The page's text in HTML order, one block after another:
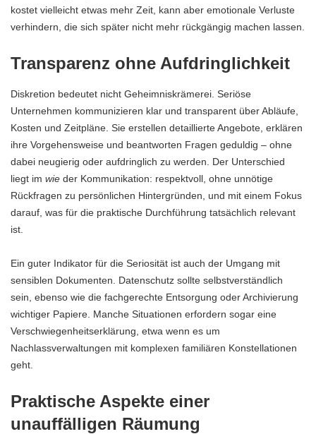
kostet vielleicht etwas mehr Zeit, kann aber emotionale Verluste
verhindern, die sich später nicht mehr rückgängig machen lassen.
Transparenz ohne Aufdringlichkeit
Diskretion bedeutet nicht Geheimniskrämerei. Seriöse
Unternehmen kommunizieren klar und transparent über Abläufe,
Kosten und Zeitpläne. Sie erstellen detaillierte Angebote, erklären
ihre Vorgehensweise und beantworten Fragen geduldig – ohne
dabei neugierig oder aufdringlich zu werden. Der Unterschied
liegt im wie der Kommunikation: respektvoll, ohne unnötige
Rückfragen zu persönlichen Hintergründen, und mit einem Fokus
darauf, was für die praktische Durchführung tatsächlich relevant
ist.
Ein guter Indikator für die Seriosität ist auch der Umgang mit
sensiblen Dokumenten. Datenschutz sollte selbstverständlich
sein, ebenso wie die fachgerechte Entsorgung oder Archivierung
wichtiger Papiere. Manche Situationen erfordern sogar eine
Verschwiegenheitserklärung, etwa wenn es um
Nachlassverwaltungen mit komplexen familiären Konstellationen
geht.
Praktische Aspekte einer
unauffälligen Räumung